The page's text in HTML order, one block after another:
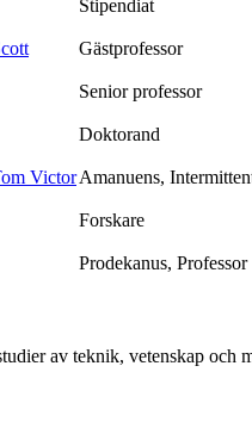
Stipendiat
Gästprofessor
Senior professor
Doktorand
VictorAmanuens,
Forskare
Prodekanus, Professor
av teknik, vetenskap och